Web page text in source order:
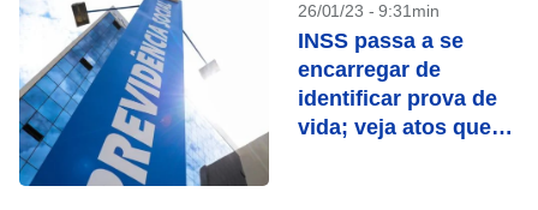
26/01/23 - 9:31min
INSS passa a se
encarregar de
identificar prova de
vida; veja atos que